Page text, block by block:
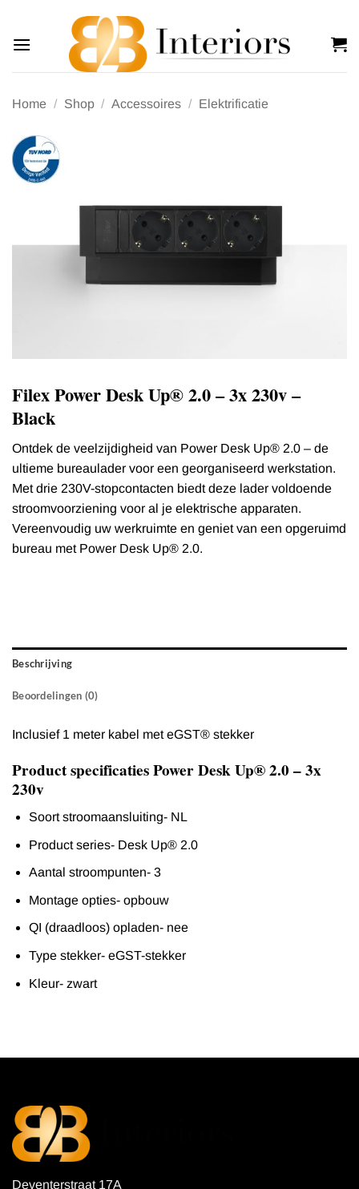
inhoud
Home / Shop / Accessoires / Elektrificatie
Filex Power Desk Up® 2.0 – 3x 230v –
Black
Ontdek de veelzijdigheid van Power Desk Up® 2.0 – de
ultieme bureaulader voor een georganiseerd werkstation.
Met drie 230V-stopcontacten biedt deze lader voldoende
stroomvoorziening voor al je elektrische apparaten.
Vereenvoudig uw werkruimte en geniet van een opgeruimd
bureau met Power Desk Up® 2.0.
Beschrijving
Beoordelingen (0)
Inclusief 1 meter kabel met eGST® stekker
Product specificaties Power Desk Up® 2.0 – 3x
230v
Soort stroomaansluiting- NL
Product series- Desk Up® 2.0
Aantal stroompunten- 3
Montage opties- opbouw
QI (draadloos) opladen- nee
Type stekker- eGST-stekker
Kleur- zwart
Deventerstraat 17A